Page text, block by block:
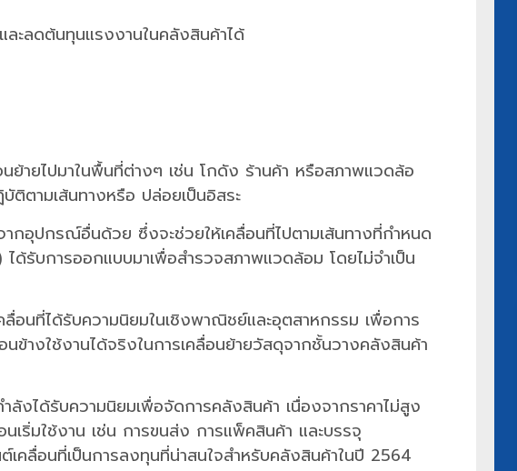
ะลดต้นทุนแรงงานในคลังสินค้าได้
ย้ายไปมาในพื้นที่ต่างๆ เช่น โกดัง ร้านค้า หรือสภาพแวดล้อ
ตามเส้นทางหรือ ปล่อยเป็นอิสระ
กอุปกรณ์อื่นด้วย ซึ่งจะช่วยให้เคลื่อนที่ไปตามเส้นทางที่กำหนด
ได้รับการออกแบบมาเพื่อสำรวจสภาพแวดล้อม โดยไม่จำเป็น
อนที่ได้รับความนิยมในเชิงพาณิชย์และอุตสาหกรรม เพื่อการ
ข้างใช้งานได้จริงในการเคลื่อนย้ายวัสดุจากชั้นวางคลังสินค้า
ลังได้รับความนิยมเพื่อจัดการคลังสินค้า เนื่องจากราคาไม่สูง
นเริ่มใช้งาน เช่น การขนส่ง การแพ็คสินค้า และบรรจุ
คลื่อนที่เป็นการลงทุนที่น่าสนใจสำหรับคลังสินค้าในปี 2564